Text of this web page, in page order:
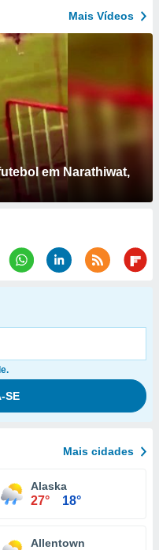
Mais Vídeos
em Narathiwat,
Mais cidades
Alaska
27° 18°
Allentown